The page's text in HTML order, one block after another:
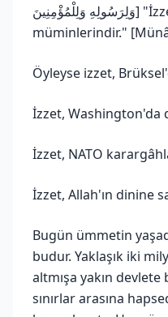
وَلِرَسُولِهِ وَلِلْمُؤْمِنِينَ] "İzzet Allah'ın, Rasulü'nün ve
müminlerindir."
Öyleyse izzet,
İzzet, Washington'da
İzzet, NATO
İzzet, Allah'ın dinine
Bugün ümmetin
budur. Yaklaşık iki
altmışa yakın
sınırlar arasına